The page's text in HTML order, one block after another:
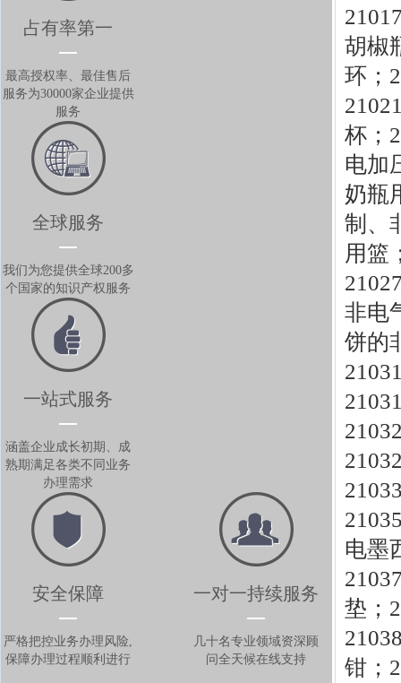
胡椒
环；
杯；
电加
奶瓶
制、
用篮
非电
饼的
电墨
垫；
钳；
占有率第一
最高授权率、最佳售后
服务为30000家企业提供
服务
全球服务
我们为您提供全球200多
个国家的知识产权服务
一站式服务
涵盖企业成长初期、成
熟期满足各类不同业务
办理需求
安全保障
严格把控业务办理风险,
保障办理过程顺利进行
一对一持续服务
几十名专业领域资深顾
问全天候在线支持